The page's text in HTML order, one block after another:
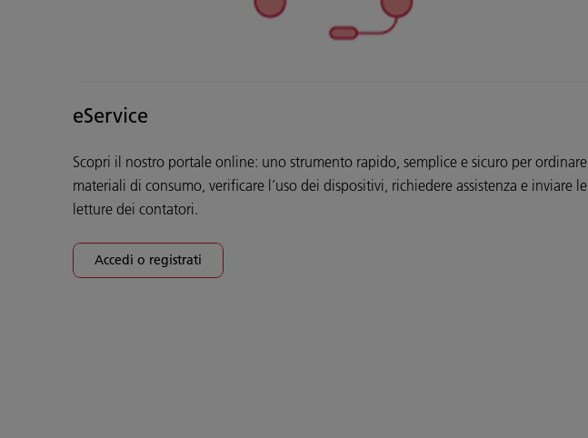
eService
Scopri il nostro portale online: uno strumento rapido, semplice e sicuro per ordinare
materiali di consumo, verificare l’uso dei dispositivi, richiedere assistenza e inviare le
letture dei contatori.
Accedi o registrati